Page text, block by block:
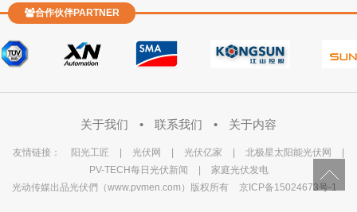
合作伙伴PARTNER
关于我们 • 联系我们 • 关于内容
友情链接： 阳光工匠 光伏网 光伏亿家 北极星太阳能光伏网
PV-TECH每日光伏新闻
家庭光伏发电
光动传媒出品光伏們（www.pvmen.com）版权所有
京ICP备15024673号-1